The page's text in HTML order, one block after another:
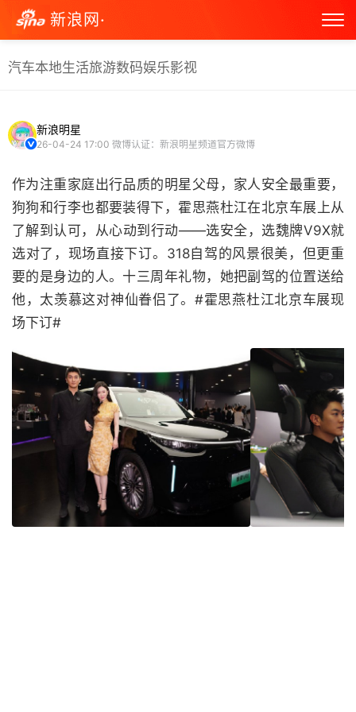
新浪网·
汽车本地生活旅游数码娱乐影视
新浪明星
26-04-24 17:00 微博认证：新浪明星频道官方微博
作为注重家庭出行品质的明星父母，家人安全最重要，
狗狗和行李也都要装得下，霍思燕杜江在北京车展上从
了解到认可，从心动到行动——选安全，选魏牌V9X就
选对了，现场直接下订。318自驾的风景很美，但更重
要的是身边的人。十三周年礼物，她把副驾的位置送给
他，太羡慕这对神仙眷侣了。#霍思燕杜江北京车展现
场下订#